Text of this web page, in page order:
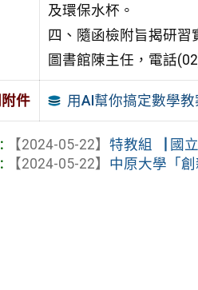
及環保水杯。
四、隨函檢附旨揭研習
圖書館陳主任，電話
件 用AI幫你搞定數學
【2024-05-22】特教組▕ 國
【2024-05-22】 中原大學「